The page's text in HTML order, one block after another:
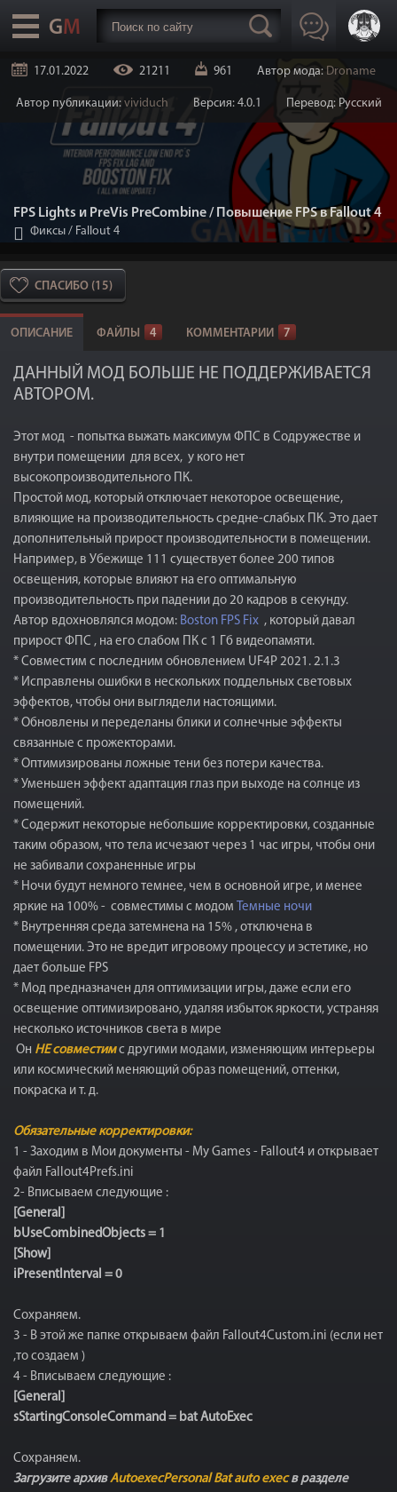
17.01.2022 21211 961 Автор мода: Droname
Автор публикации: vividuch Версия: 4.0.1 Перевод: Русский
FPS Lights и PreVis PreCombine / Повышение FPS в Fallout 4
Фиксы / Fallout 4
СПАСИБО (15)
ОПИСАНИЕ ФАЙЛЫ 4 КОММЕНТАРИИ 7
ДАННЫЙ МОД БОЛЬШЕ НЕ ПОДДЕРЖИВАЕТСЯ
АВТОРОМ.
Этот мод - попытка выжать максимум ФПС в Содружестве и
внутри помещении для всех, у кого нет
высокопроизводительного ПК.
Простой мод, который отключает некоторое освещение,
влияющие на производительность средне-слабых ПК. Это дает
дополнительный прирост производительности в помещении.
Например, в Убежище 111 существует более 200 типов
освещения, которые влияют на его оптимальную
производительность при падении до 20 кадров в секунду.
Автор вдохновлялся модом: Boston FPS Fix , который давал
прирост ФПС , на его слабом ПК с 1 Гб видеопамяти.
* Совместим с последним обновлением UF4P 2021. 2.1.3
* Исправлены ошибки в нескольких поддельных световых
эффектов, чтобы они выглядели настоящими.
* Обновлены и переделаны блики и солнечные эффекты
связанные с прожекторами.
* Оптимизированы ложные тени без потери качества.
* Уменьшен эффект адаптация глаз при выходе на солнце из
помещений.
* Содержит некоторые небольшие корректировки, созданные
таким образом, что тела исчезают через 1 час игры, чтобы они
не забивали сохраненные игры
* Ночи будут немного темнее, чем в основной игре, и менее
яркие на 100% - совместимы с модом Темные ночи
* Внутренняя среда затемнена на 15% , отключена в
помещении. Это не вредит игровому процессу и эстетике, но
дает больше FPS
* Мод предназначен для оптимизации игры, даже если его
освещение оптимизировано, удаляя избыток яркости, устраняя
несколько источников света в мире
Он НЕ совместимс другими модами, изменяющим интерьеры
или космический меняющий образ помещений, оттенки,
покраска и т. д.
Обязательные корректировки:
1 - Заходим в Мои документы - My Games - Fallout4 и открывает
файл Fallout4Prefs.ini
2- Вписываем следующие :
[General]
bUseCombinedObjects = 1
[Show]
iPresentInterval = 0
Сохраняем.
3 - В этой же папке открываем файл Fallout4Custom.ini (если нет
,то создаем )
4 - Вписываем следующие :
[General]
sStartingConsoleCommand = bat AutoExec
Сохраняем.
Загрузите архивAutoexecPersonal Bat auto execв разделе